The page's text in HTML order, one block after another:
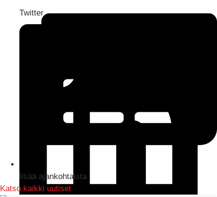
Twitter
lisää ajankohtaista
Katso kaikki uutiset